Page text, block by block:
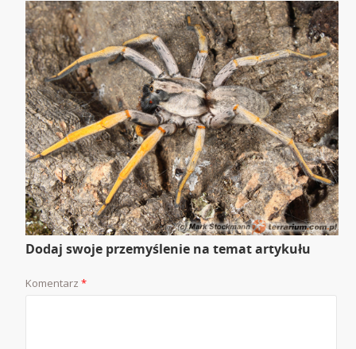
Dodaj swoje przemyślenie na temat artykułu
Komentarz*